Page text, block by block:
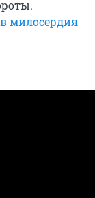
милосердия